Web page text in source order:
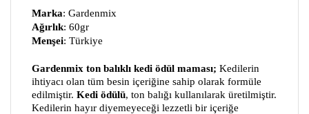
Marka: Gardenmix
Ağırlık: 60gr
Menşei: Türkiye
Gardenmix ton balıklı kedi ödül maması; Kedilerin
ihtiyacı olan tüm besin içeriğine sahip olarak formüle
edilmiştir. Kedi ödülü, ton balığı kullanılarak üretilmiştir.
Kedilerin hayır diyemeyeceği lezzetli bir içeriğe